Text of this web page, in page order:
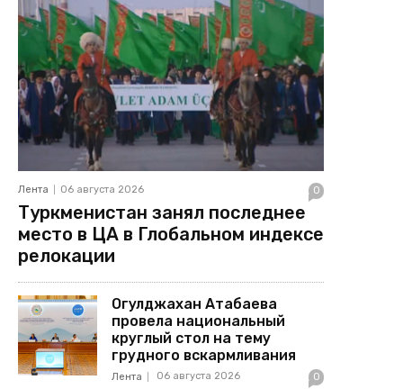
Лента 06 августа 2026 0
Туркменистан занял последнее
место в ЦА в Глобальном индексе
релокации
Огулджахан Атабаева
провела национальный
круглый стол на тему
грудного вскармливания
Лента 06 августа 2026 0